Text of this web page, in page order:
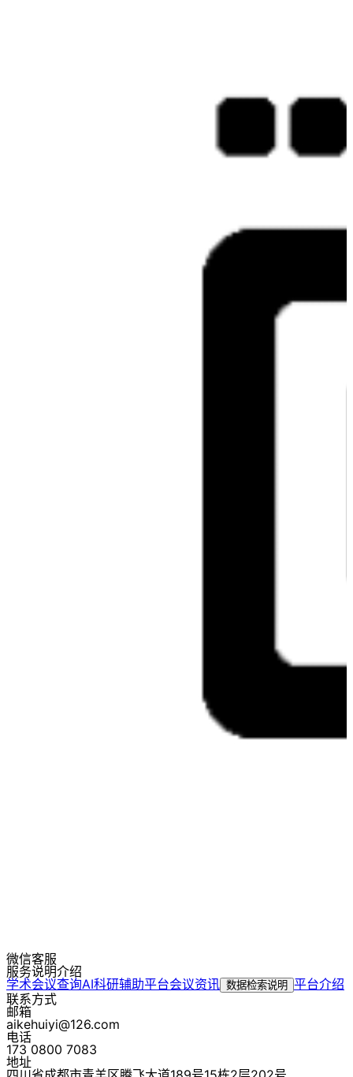
微信客服
服务说明介绍
学术会议查询AI科研辅助平台会议资讯 数据检索说明 平台介绍
联系方式
邮箱
aikehuiyi@126.com
电话
173 0800 7083
地址